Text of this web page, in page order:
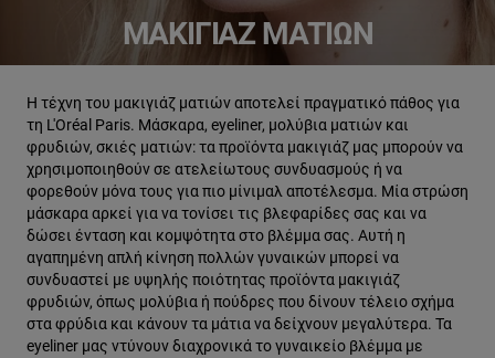
ΜΑΚΙΓΙΆΖ ΜΑΤΙΏΝ
Η τέχνη του μακιγιάζ ματιών αποτελεί πραγματικό πάθος για
τη L'Oréal Paris. Μάσκαρα, eyeliner, μολύβια ματιών και
φρυδιών, σκιές ματιών: τα προϊόντα μακιγιάζ μας μπορούν να
χρησιμοποιηθούν σε ατελείωτους συνδυασμούς ή να
φορεθούν μόνα τους για πιο μίνιμαλ αποτέλεσμα. Μία στρώση
μάσκαρα αρκεί για να τονίσει τις βλεφαρίδες σας και να
δώσει ένταση και κομψότητα στο βλέμμα σας. Αυτή η
αγαπημένη απλή κίνηση πολλών γυναικών μπορεί να
συνδυαστεί με υψηλής ποιότητας προϊόντα μακιγιάζ
φρυδιών, όπως μολύβια ή πούδρες που δίνουν τέλειο σχήμα
στα φρύδια και κάνουν τα μάτια να δείχνουν μεγαλύτερα. Τα
eyeliner μας ντύνουν διαχρονικά το γυναικείο βλέμμα με